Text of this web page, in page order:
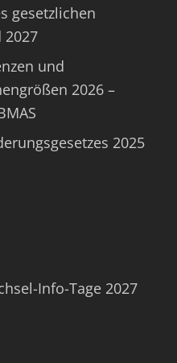
gesetzlichen
2027
und
2026 –
2025
Info-Tage 2027